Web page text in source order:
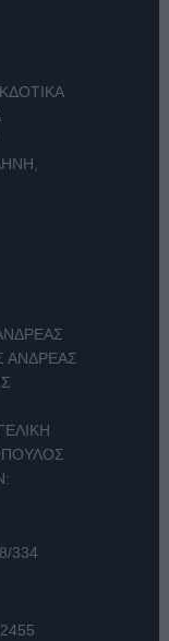
ΑΝΔΡΕΑΣ
334